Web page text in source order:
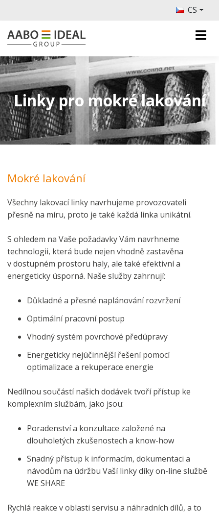
CS
Linky pro mokré lakování
Mokré lakování
Všechny lakovací linky navrhujeme provozovateli
přesně na míru, proto je také každá linka unikátní.
S ohledem na Vaše požadavky Vám navrhneme
technologii, která bude nejen vhodně zastavěna
v dostupném prostoru haly, ale také efektivní a
energeticky úsporná. Naše služby zahrnují:
Důkladné a přesné naplánování rozvržení
Optimální pracovní postup
Vhodný systém povrchové předúpravy
Energeticky nejúčinnější řešení pomocí
optimalizace a rekuperace energie
Nedílnou součástí našich dodávek tvoří přístup ke
komplexním službám, jako jsou:
Poradenství a konzultace založené na
dlouholetých zkušenostech a know-how
Snadný přístup k informacím, dokumentaci a
návodům na údržbu Vaší linky díky on-line službě
WE SHARE
Rychlá reakce v oblasti servisu a náhradních dílů, a to